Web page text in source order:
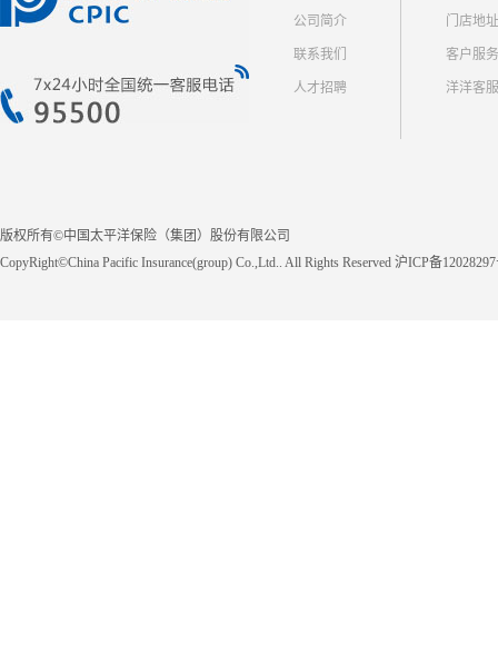
公司简介
联系我们
人才招聘
门店地址
客户服务
洋洋客服
版权所有©中国太平洋保险（集团）股份有限公司
CopyRight©China Pacific Insurance(group) Co.,Ltd.. All Rights Reserved 沪ICP备